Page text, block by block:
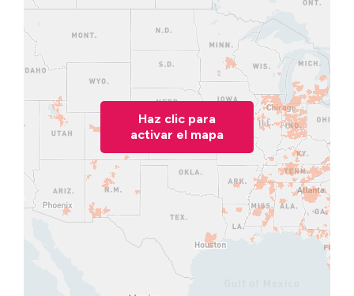
Haz clic para
activar el mapa